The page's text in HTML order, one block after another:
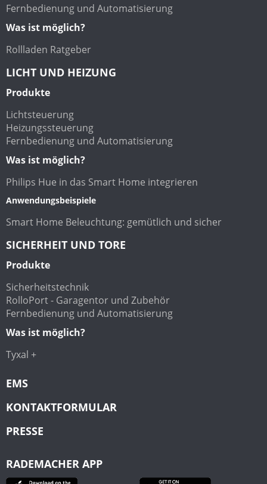
Fernbedienung und Automatisierung
Was ist möglich?
Rollladen Ratgeber
LICHT UND HEIZUNG
Produkte
Lichtsteuerung
Heizungssteuerung
Fernbedienung und Automatisierung
Was ist möglich?
Philips Hue in das Smart Home integrieren
Anwendungsbeispiele
Smart Home Beleuchtung: gemütlich und sicher
SICHERHEIT UND TORE
Produkte
Sicherheitstechnik
RolloPort - Garagentor und Zubehör
Fernbedienung und Automatisierung
Was ist möglich?
Tyxal +
EMS
KONTAKTFORMULAR
PRESSE
RADEMACHER APP